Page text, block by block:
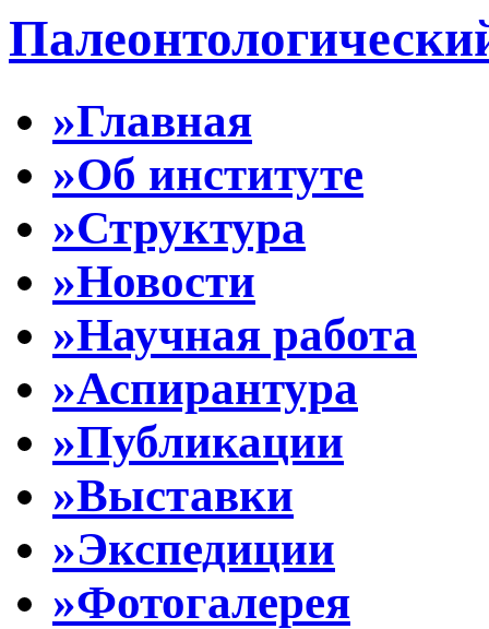
»Главная
»Об институте
»Структура
»Новости
»Научная работа
»Аспирантура
»Публикации
»Выставки
»Экспедиции
»Фотогалерея